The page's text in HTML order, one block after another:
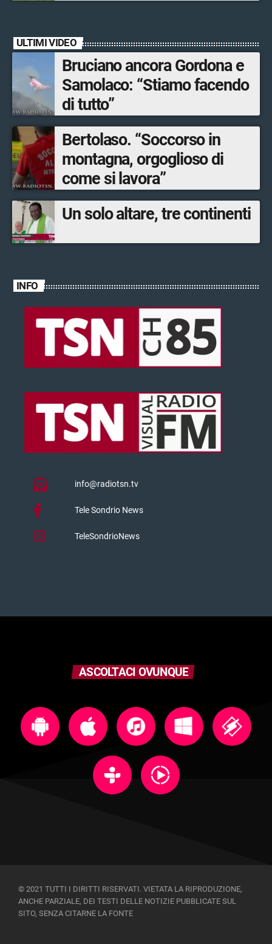
ULTIMI VIDEO
Bruciano ancora Gordona e
Samolaco: “Stiamo facendo
di tutto”
Bertolaso. “Soccorso in
montagna, orgoglioso di
come si lavora”
Un solo altare, tre continenti
INFO
info@radiotsn.tv
Tele Sondrio News
TeleSondrioNews
ASCOLTACI OVUNQUE
© 2021 TUTTI I DIRITTI RISERVATI. VIETATA LA RIPRODUZIONE,
ANCHE PARZIALE, DEI TESTI DELLE NOTIZIE PUBBLICATE SUL
SITO, SENZA CITARNE LA FONTE